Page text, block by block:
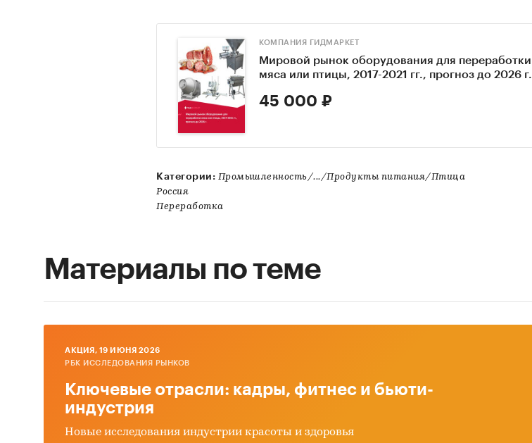
КОМПАНИЯ ГИДМАРКЕТ
Мировой рынок оборудования для переработки
мяса или птицы, 2017-2021 гг., прогноз до 2026 г.
45 000 ₽
Категории: Промышленность/.../Продукты питания/Птица
Россия
Переработка
Материалы по теме
AКЦИЯ, 19 ИЮНЯ 2026
РБК ИССЛЕДОВАНИЯ РЫНКОВ
Ключевые отрасли: кадры, фитнес и бьюти-
индустрия
Новые исследования индустрии красоты и здоровья